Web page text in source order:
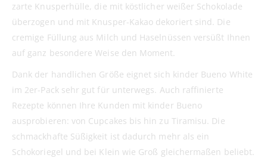
zarte Knusperhülle, die mit köstlicher weißer Schokolade
überzogen und mit Knusper-Kakao dekoriert sind. Die
cremige Füllung aus Milch und Haselnüssen versüßt Ihnen
auf ganz besondere Weise den Moment.
Dank der handlichen Größe eignet sich kinder Bueno White
im 2er-Pack sehr gut für unterwegs. Auch raffinierte
Rezepte können Ihre Kunden mit kinder Bueno
ausprobieren: von Cupcakes bis hin zu Tiramisu. Die
schmackhafte Süßigkeit ist dadurch mehr als ein
Schokoriegel und bei Klein wie Groß gleichermaßen beliebt.